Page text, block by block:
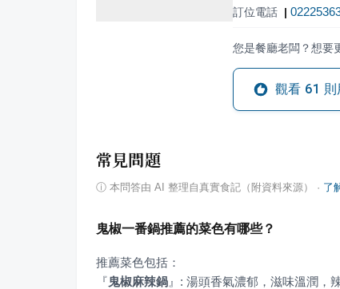
訂位電話 |
您是餐廳老闆？想要
觀看 61
常見問題
ⓘ 本問答由 AI 整理自真實食記（附資料來源） · 了
鬼椒一番鍋推薦的菜色有哪些？
『鬼椒麻辣鍋 』